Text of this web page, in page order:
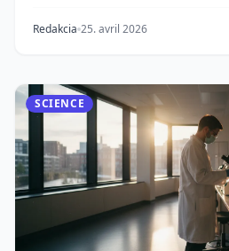
Redakcia 25. avril 2026
SCIENCE